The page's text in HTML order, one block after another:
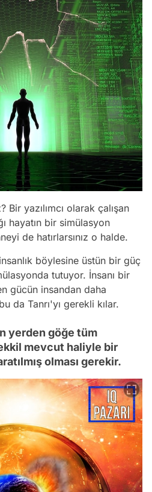
yazılımcı olarak çalışan
hayatın bir simülasyon
de hatırlarsınız o halde.
böylesine üstün bir güç
tutuyor. İnsanı bir
gücün insandan daha
da Tanrı'yı gerekli kılar.
yerden göğe tüm
mevcut haliyle bir
olması gerekir.